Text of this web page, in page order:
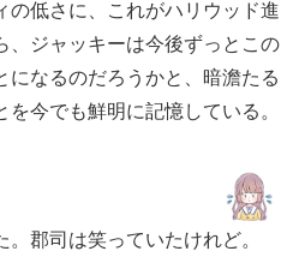
の低さに、これがハリウッド進
、ジャッキーは今後ずっとこの
になるのだろうかと、暗澹たる
今でも鮮明に記憶している。
郡司は笑っていたけれど。